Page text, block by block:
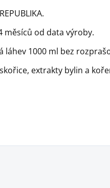
měsíců od data výroby.
láhev 1000 ml bez
extrakty bylin a